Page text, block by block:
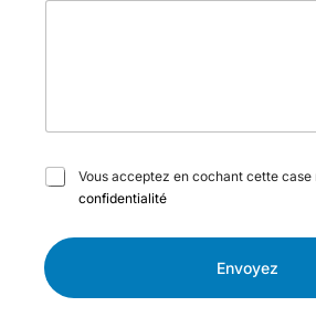
C
s
à
Vous acceptez en cochant cette case
confidentialité
Envoyez